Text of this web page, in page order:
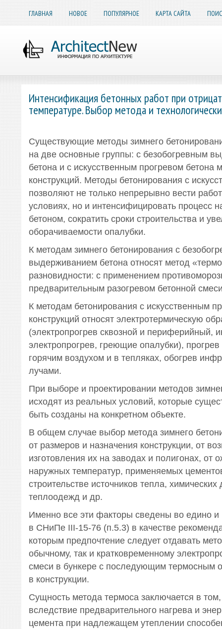
ГЛАВНАЯ НОВОЕ ПОПУЛЯРНОЕ КАРТА САЙТА
Интенсификация бетонных работ при
температуре. Выбор метода и
Существующие методы зимнего
на две основные группы: с безобогревным
бетона и с искусственным прогревом бетона
конструкций. Методы бетонирования с
позволяют не только непрерывно вести
условиях, но и интенсифицировать процесс
бетоном, сократить сроки строительства и
оборачиваемости опалубки.
К методам зимнего бетонирования с
выдерживанием бетона относят метод
разновидности: с применением
предварительным разогревом бетонной
К методам бетонирования с искусственным
конструкций относят электротермическую
(электропрогрев сквозной и периферийный,
электропрогрев, греющие опалубки),
горячим воздухом и в тепляках, обогрев
лучами.
При выборе и проектировании методов
исходят из реальных условий, которые
быть созданы на конкретном объекте.
В общем случае выбор метода зимнего
от размеров и назначения конструкции, от
изготовления их на заводах и полигонах, от
наружных температур, применяемых
строительстве источников тепла, химических
теплоодежд и др.
Именно все эти факторы сведены во едино
в СНиПе III-15-76 (п.5.3) в качестве
которым предпочтение следует отдавать
обычному, так и кратковременному
смеси в бункере с последующим термосным
в конструкции.
Сущность метода термоса заключается в том,
вследствие предварительного нагрева и
цемента при надлежащем утеплении